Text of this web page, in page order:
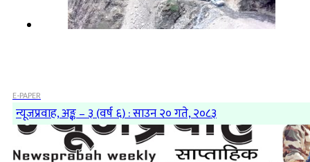
E-PAPER
न्यूजप्रवाह, अङ्क – ३ (वर्ष ६) : साउन २० गते, २०८३